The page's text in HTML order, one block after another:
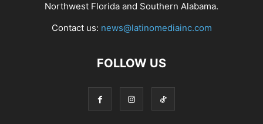
Northwest Florida and Southern Alabama.
Contact us: news@latinomediainc.com
FOLLOW US